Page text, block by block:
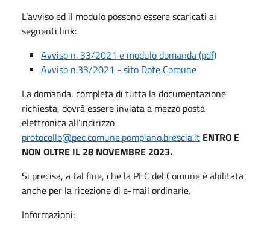
L’avviso ed il modulo possono essere scaricati ai
seguenti link:
Avviso n. 33/2021 e modulo domanda (pdf)
Avviso n.33/2021 - sito Dote Comune
La domanda, completa di tutta la documentazione
richiesta, dovrà essere inviata a mezzo posta
elettronica all’indirizzo
protocollo@pec.comune.pompiano.brescia.it ENTRO E
NON OLTRE IL 28 NOVEMBRE 2023.
Si precisa, a tal fine, che la PEC del Comune è abilitata
anche per la ricezione di e-mail ordinarie.
Informazioni: